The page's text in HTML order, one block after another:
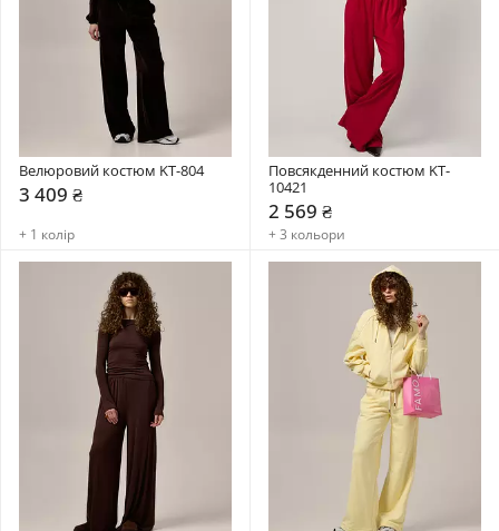
Велюровий костюм KT-804
3 409 ₴
+ 1 колір
Повсякденний костюм KT-
10421
2 569 ₴
+ 3 кольори